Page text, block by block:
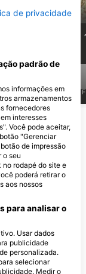
J A S O N D F
a
CENTER
5608 Malay ,
- Filipinas
de privacidade
padrão de
informações em
armazenamentos
fornecedores
interesses
Você pode aceitar,
"Gerenciar
de impressão
o seu
rodapé do site e
poderá retirar o
aos nossos
para analisar o
Usar dados
publicidade
personalizada.
selecionar
Medir o